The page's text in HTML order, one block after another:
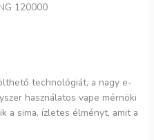
120000
technológiát, a nagy e-
használatos vape mérnöki
a sima, ízletes élményt, amit a